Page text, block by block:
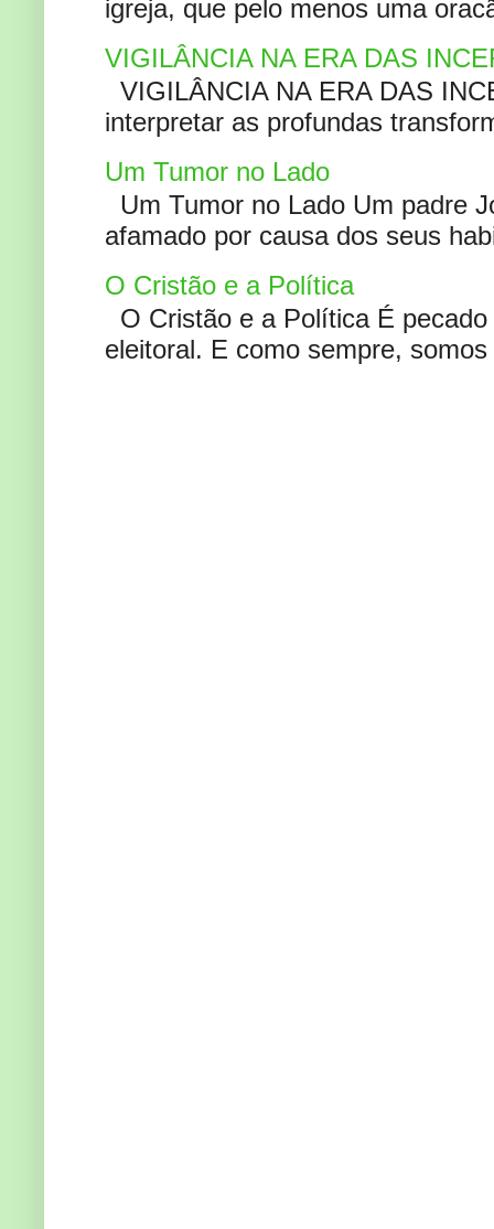
igreja, que pelo menos uma
VIGILÂNCIA NA ERA DAS
VIGILÂNCIA NA ERA DAS
interpretar as profundas
Um Tumor no Lado
Um Tumor no Lado Um padre
afamado por causa dos seus
O Cristão e a Política
O Cristão e a Política É
eleitoral. E como sempre,